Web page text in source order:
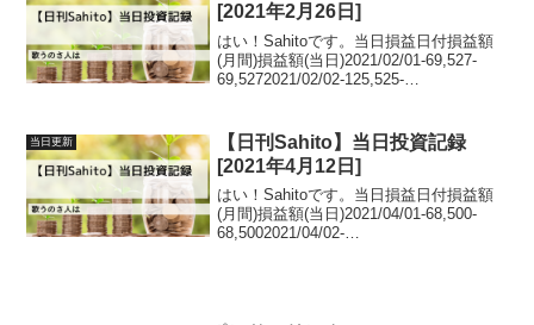
[2021年2月26日]
はい！Sahitoです。当日損益日付損益額
(月間)損益額(当日)2021/02/01-69,527-
69,5272021/02/02-125,525-
当日更新
【日刊Sahito】当日投資記録
[2021年4月12日]
はい！Sahitoです。当日損益日付損益額
(月間)損益額(当日)2021/04/01-68,500-
68,5002021/04/02-